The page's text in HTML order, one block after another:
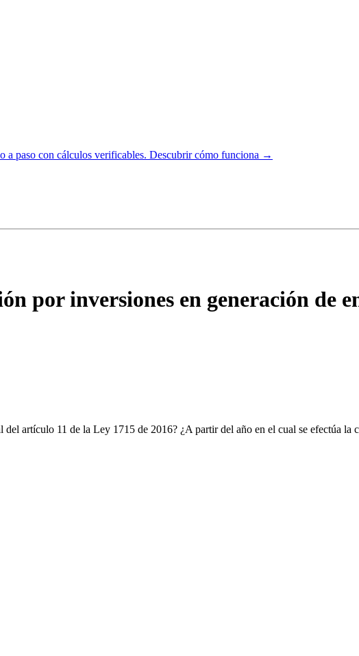
a paso con cálculos verificables. Descubrir cómo funciona →
por inversiones en generación de
del artículo 11 de la Ley 1715 de 2016? ¿A partir del año en el cual se efectúa